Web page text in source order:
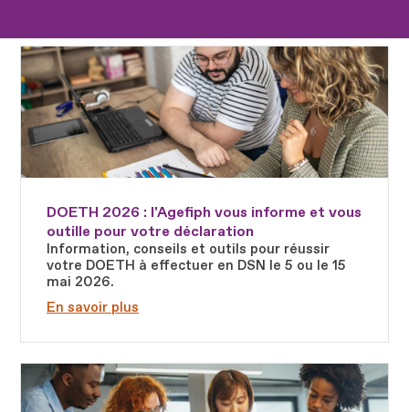
DOETH 2026 : l'Agefiph vous informe et vous
outille pour votre déclaration
Information, conseils et outils pour réussir
votre DOETH à effectuer en DSN le 5 ou le 15
mai 2026.
En savoir plus
Fichier
Fichier